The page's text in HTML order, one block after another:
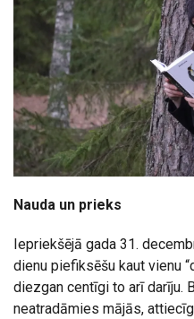
Nauda un prieks
Iepriekšējā gada 31.
dienu piefiksēšu kaut vienu
diezgan centīgi to arī darīju.
neatradāmies mājās,